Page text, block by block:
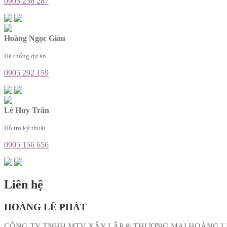
Hoàng Ngọc Giàu
Hệ thống dự án
0905 292 159
Lê Huy Trân
Hỗ trợ kỹ thuật
0905 156 656
Liên hệ
HOÀNG LÊ PHÁT